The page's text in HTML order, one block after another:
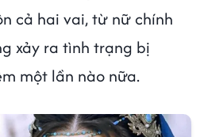
cả hai vai, từ nữ chính
xảy ra tình trạng bị
một lần nào nữa.